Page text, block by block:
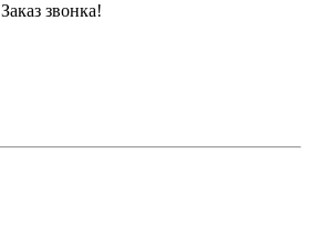
Заказ звонка!